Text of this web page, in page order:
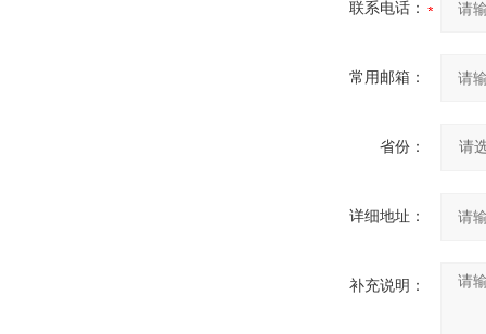
联系电话：
常用邮箱：
省份：
详细地址：
补充说明：